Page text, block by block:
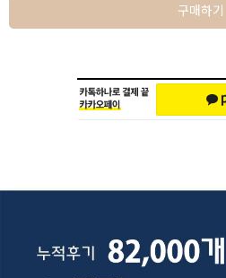
구매하기